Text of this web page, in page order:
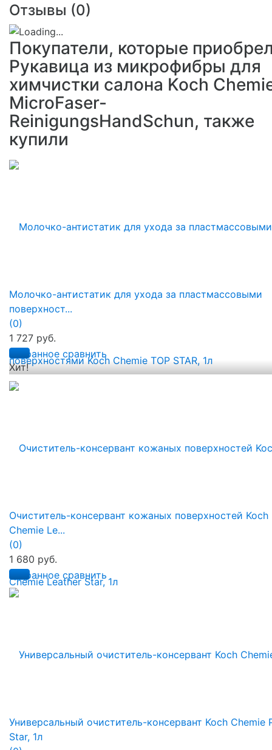
Отзывы (0)
Покупатели, которые
Рукавица из микрофибры для
химчистки салона Koch
MicroFaser-
ReinigungsHandSchun, также
купили
избранное сравнить
Молочко-антистатик для ухода за пластмассовыми
поверхност...
(0)
1 727 руб.
Хит!
избранное сравнить
Очиститель-консервант кожаных поверхностей Koch
Chemie Le...
(0)
1 680 руб.
Универсальный очиститель-консервант Koch Chemie
Star, 1л